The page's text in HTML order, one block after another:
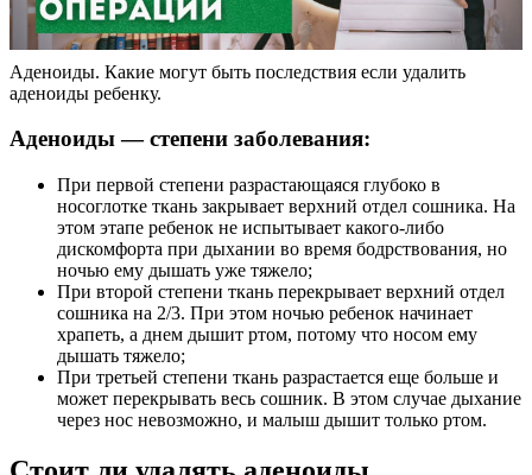
Аденоиды. Какие могут быть последствия если удалить
аденоиды ребенку.
Аденоиды — степени заболевания:
При первой степени разрастающаяся глубоко в
носоглотке ткань закрывает верхний отдел сошника. На
этом этапе ребенок не испытывает какого-либо
дискомфорта при дыхании во время бодрствования, но
ночью ему дышать уже тяжело;
При второй степени ткань перекрывает верхний отдел
сошника на 2/3. При этом ночью ребенок начинает
храпеть, а днем дышит ртом, потому что носом ему
дышать тяжело;
При третьей степени ткань разрастается еще больше и
может перекрывать весь сошник. В этом случае дыхание
через нос невозможно, и малыш дышит только ртом.